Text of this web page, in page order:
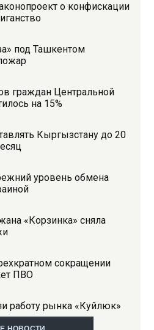
о конфискации
под Ташкентом
граждан Центральной
на 15%
Кыргызстану до 20
уровень обмена
«Корзинка» сняла
сокращении
ПВО
работу рынка «Куйлюк»